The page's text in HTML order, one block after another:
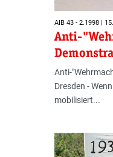
AIB 43 - 2.1998 |
Anti-
Anti-
Dresden -
mobilisiert...